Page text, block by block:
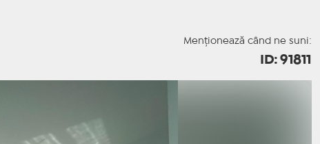
Menționează când ne suni:
ID: 91811